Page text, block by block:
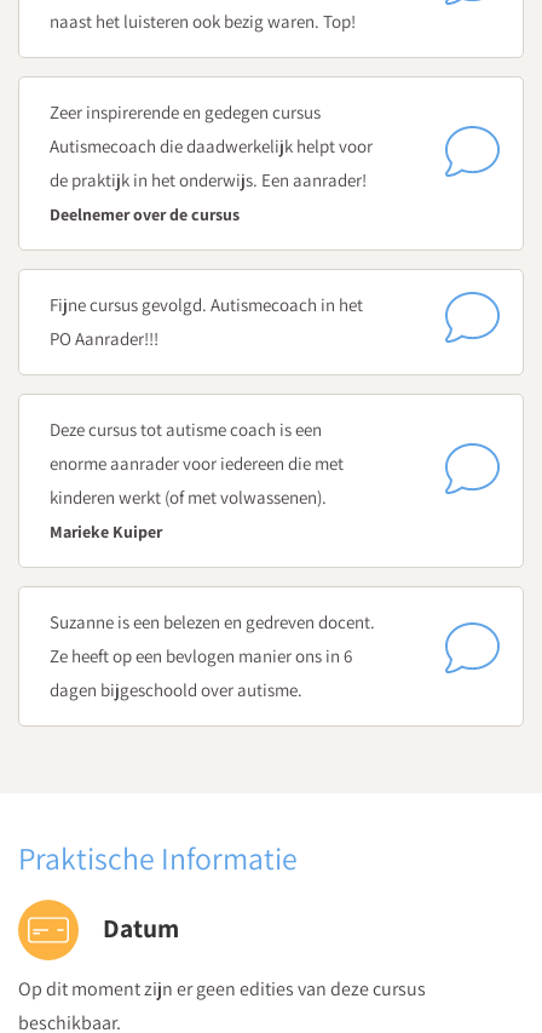
ontwikkeling?
Hoe ga je om met spanning en ontspanning bij
leerlingen met autisme?
Wat zijn beschermende factoren bij leerlingen met
autisme? En hoe ontdek je de sterke kanten van
leerlingen met autisme?
Werkopdracht: invullen signaleringsplan voor een leerling op
Dag 4
Autisme ervaren
Ervaringsdeskundige aan het woord - (over)leven met
autisme
Welke invloed heeft autisme op de puberteit?
Meisjes met autisme - Wat is anders dan bij het
Welke vragen en ondersteuningsbehoeften kunnen
Dag 5
Begeleiden van leerlingen met autisme
Hoe maak en lees je een autismepaspoort? En waar
liggen implicaties voor de praktijk?
Gespreksvoering met leerlingen met autisme - waar
naast het luisteren ook bezig waren. Top!
Zeer inspirerende en gedegen cursus
Autismecoach die daadwerkelijk helpt voor
de praktijk in het onderwijs. Een aanrader!
Deelnemer over de cursus
Fijne cursus gevolgd. Autismecoach in het
PO Aanrader!!!
Deze cursus tot autisme coach is een
enorme aanrader voor iedereen die met
kinderen werkt (of met volwassenen).
Marieke Kuiper
Suzanne is een belezen en gedreven docent.
Ze heeft op een bevlogen manier ons in 6
dagen bijgeschoold over autisme.
Praktische Informatie
Datum
Op dit moment zijn er geen edities van deze cursus
beschikbaar.